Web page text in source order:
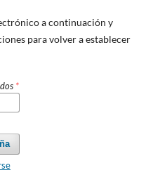
a continuación y
para volver a establecer
*